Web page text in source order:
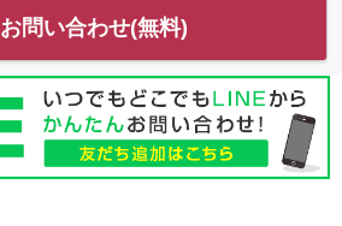
お問い合わせ(無料)